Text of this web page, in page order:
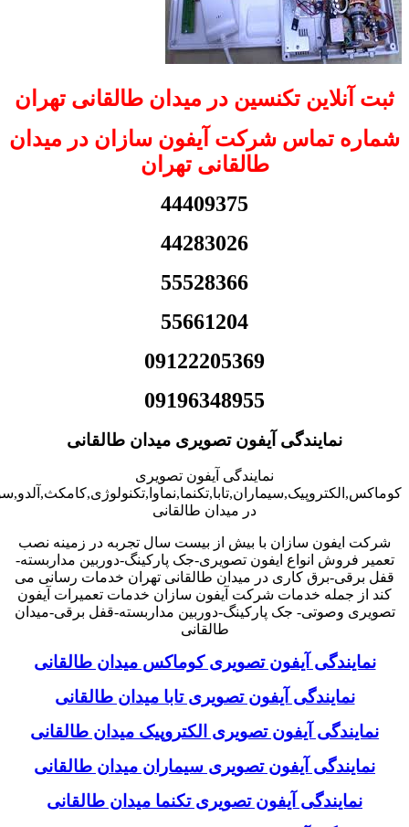
ثبت آنلاین تکنسین در میدان طالقانی تهران
شماره تماس شرکت آیفون سازان در میدان
طالقانی تهران
44409375
44283026
55528366
55661204
09122205369
09196348955
نمایندگی آیفون تصویری میدان طالقانی
نمایندگی آیفون تصویری
در میدان طالقانی
شرکت ایفون سازان با بیش از بیست سال تجربه در زمینه نصب
تعمیر فروش انواع ایفون تصویری-جک پارکینگ-دوربین مداربسته-
قفل برقی-برق کاری در میدان طالقانی تهران خدمات رسانی می
کند از جمله خدمات شرکت آیفون سازان خدمات تعمیرات آیفون
تصویری وصوتی- جک پارکینگ-دوربین مداربسته-قفل برقی-میدان
طالقانی
نمایندگی آیفون تصویری کوماکس میدان طالقانی
نمایندگی آیفون تصویری تابا میدان طالقانی
نمایندگی آیفون تصویری الکتروپیک میدان طالقانی
نمایندگی آیفون تصویری سیماران میدان طالقانی
نمایندگی آیفون تصویری تکنما میدان طالقانی